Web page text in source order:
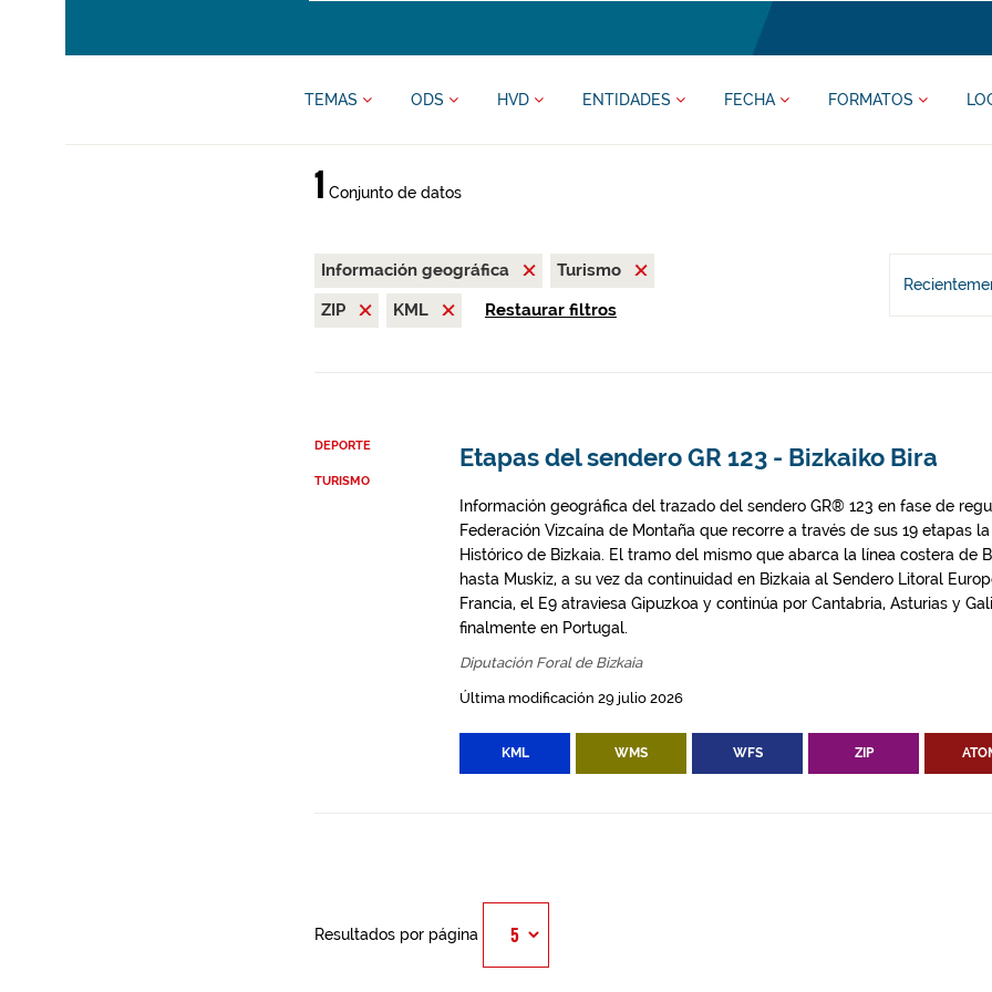
TEMAS ODS HVD ENTIDADES FECHA FORMATOS
1 Conjunto de datos
Información geográfica
Turismo
ZIP
KML Restaurar filtros
DEPORTE
TURISMO
Etapas del sendero GR 123 - Bizkaiko Bira
Información geográfica del trazado del sendero GR® 123 en fase de
Federación Vizcaína de Montaña que recorre a través de sus 19 etapas
Histórico de Bizkaia. El tramo del mismo que abarca la línea costera de
hasta Muskiz, a su vez da continuidad en Bizkaia al Sendero Litoral
Francia, el E9 atraviesa Gipuzkoa y continúa por Cantabria, Asturias y
finalmente en Portugal.
Diputación Foral de Bizkaia
Última modificación 29 julio 2026
KML WMS WFS ZIP
Resultados por página